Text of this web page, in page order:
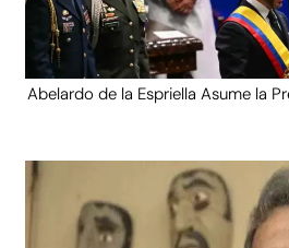
Abelardo de la Espriella Asume la